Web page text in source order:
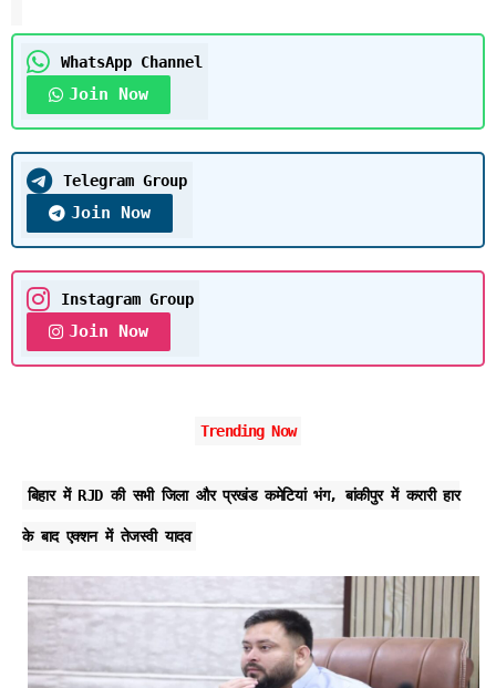
WhatsApp Channel
Join Now
Telegram Group
Join Now
Instagram Group
Join Now
Trending Now
बिहार में RJD की सभी जिला और प्रखंड कमेटियां भंग, बांकीपुर में करारी हार
के बाद एक्शन में तेजस्वी यादव